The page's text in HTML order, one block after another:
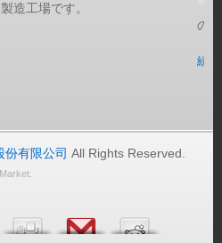
造工場です。
の
続
份有限公司 All Rights Reserved.